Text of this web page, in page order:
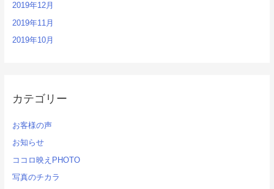
2019年12月
2019年11月
2019年10月
カテゴリー
お客様の声
お知らせ
ココロ映えPHOTO
写真のチカラ